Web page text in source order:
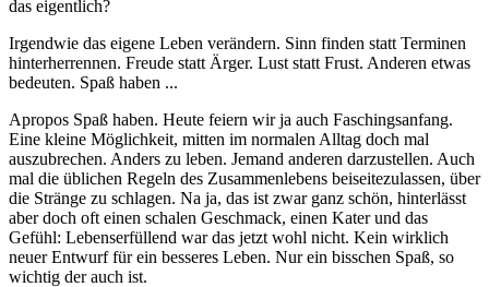
das eigentlich?
Irgendwie das eigene Leben verändern. Sinn finden statt Terminen
hinterherrennen. Freude statt Ärger. Lust statt Frust. Anderen etwas
bedeuten. Spaß haben ...
Apropos Spaß haben. Heute feiern wir ja auch Faschingsanfang.
Eine kleine Möglichkeit, mitten im normalen Alltag doch mal
auszubrechen. Anders zu leben. Jemand anderen darzustellen. Auch
mal die üblichen Regeln des Zusammenlebens beiseitezulassen, über
die Stränge zu schlagen. Na ja, das ist zwar ganz schön, hinterlässt
aber doch oft einen schalen Geschmack, einen Kater und das
Gefühl: Lebenserfüllend war das jetzt wohl nicht. Kein wirklich
neuer Entwurf für ein besseres Leben. Nur ein bisschen Spaß, so
wichtig der auch ist.